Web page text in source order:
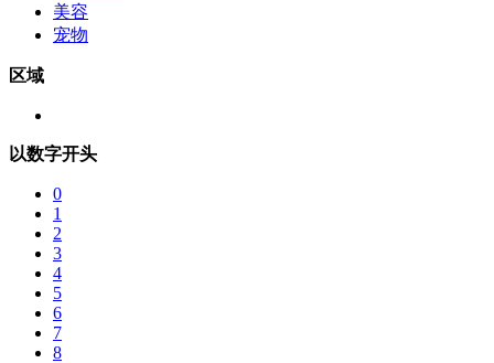
美容
宠物
区域
以数字开头
0
1
2
3
4
5
6
7
8